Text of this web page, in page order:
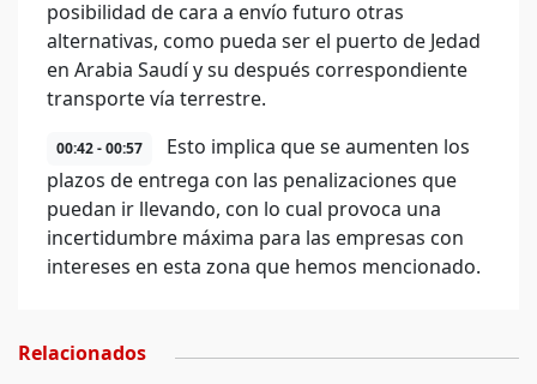
posibilidad de cara a envío futuro otras
alternativas, como pueda ser el puerto de Jedad
en Arabia Saudí y su después correspondiente
transporte vía terrestre.
00:42 - 00:57
Esto implica que se aumenten los
plazos de entrega con las penalizaciones que
puedan ir llevando, con lo cual provoca una
incertidumbre máxima para las empresas con
intereses en esta zona que hemos mencionado.
Relacionados